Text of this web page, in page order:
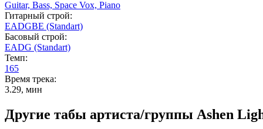
Guitar, Bass, Space Vox, Piano
Гитарный строй:
EADGBE (Standart)
Басовый строй:
EADG (Standart)
Темп:
165
Время трека:
3.29, мин
Другие табы артиста/группы Ashen